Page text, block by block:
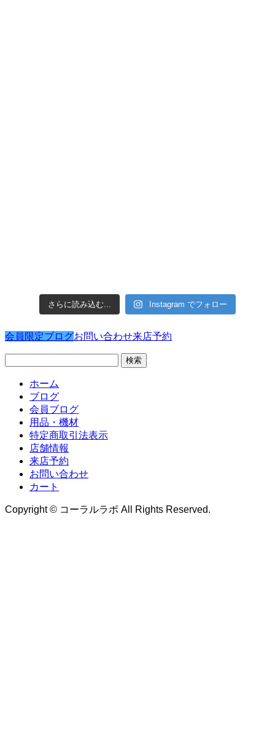
さらに読み込む... Instagram でフォロー
会員限定ブログお問い合わせ来店予約
ホーム
ブログ
会員ブログ
用品・機材
特定商取引法表示
店舗情報
来店予約
お問い合わせ
カート
Copyright © コーラルラボ All Rights Reserved.